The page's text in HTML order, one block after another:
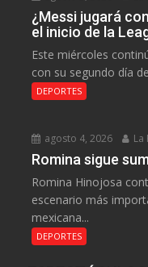
¿Messi jugará
el inicio de la
Este miércoles
con su segundo día
DEPORTES
agosto 4, 2026 La
Romina sigue
Romina Hinojosa
escenario más
mexicana...
DEPORTES